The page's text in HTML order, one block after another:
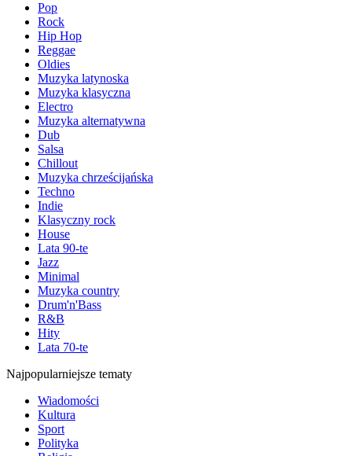
Pop
Rock
Hip Hop
Reggae
Oldies
Muzyka latynoska
Muzyka klasyczna
Electro
Muzyka alternatywna
Dub
Salsa
Chillout
Muzyka chrześcijańska
Techno
Indie
Klasyczny rock
House
Lata 90-te
Jazz
Minimal
Muzyka country
Drum'n'Bass
R&B
Hity
Lata 70-te
Najpopularniejsze tematy
Wiadomości
Kultura
Sport
Polityka